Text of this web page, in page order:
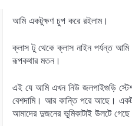
আমি একটুক্ষণ চুপ করে রইলাম।
ক্লাস টু থেকে ক্লাস নাইন পর্যন্ত আমি
রূপকথার মতন।
এই যে আমি এখন নিউ জলপাইগুড়ি
বেশদামি। আর কান্তি পরে আছে।
আমাদের দুজনের ভূমিকাটাই উলটে